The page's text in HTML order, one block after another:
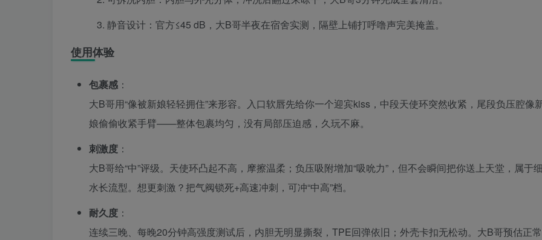
静音设计：官方≤45 dB，大B哥半夜在宿舍实测，隔壁上铺打呼噜声完美掩盖。
使用体验
包裹感 ：
大B哥用“像被新娘轻轻拥住”来形容。入口软唇先给你一个迎宾kiss，中段天使环突然收紧，尾段负压腔像
娘偷偷收紧手臂——整体包裹均匀，没有局部压迫感，久玩不麻。
刺激度 ：
大B哥给“中”评级。天使环凸起不高，摩擦温柔；负压吸附增加“吸吮力”，但不会瞬间把你送上天堂，属于
水长流型。想更刺激？把气阀锁死+高速冲刺，可冲“中高”档。
耐久度 ：
连续三晚、每晚20分钟高强度测试后，内胆无明显撕裂，TPE回弹依旧；外壳卡扣无松动。大B哥预估正常